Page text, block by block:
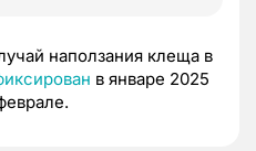
наползания клеща в
в январе 2025